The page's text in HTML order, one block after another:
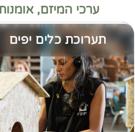
ערכי המיזם,
תערוכת כלים יפים